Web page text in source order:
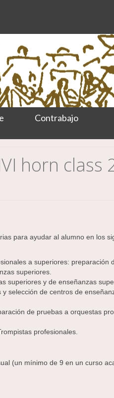
Contrabajo
horn class
para ayudar al alumno en los
a superiores: preparación
superiores.
superiores y de enseñanzas
selección de centros de
de pruebas a orquestas
profesionales.
(un mínimo de 9 en un curso